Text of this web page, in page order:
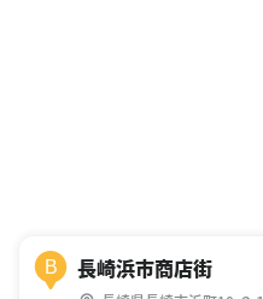
B 長崎浜市商店街